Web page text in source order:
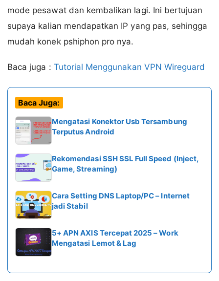
mode pesawat dan kembalikan lagi. Ini bertujuan
supaya kalian mendapatkan IP yang pas, sehingga
mudah konek pshiphon pro nya.
Baca juga : Tutorial Menggunakan VPN Wireguard
Baca Juga:
Mengatasi Konektor Usb Tersambung
Terputus Android
Rekomendasi SSH SSL Full Speed (Inject,
Game, Streaming)
Cara Setting DNS Laptop/PC – Internet
jadi Stabil
5+ APN AXIS Tercepat 2025 – Work
Mengatasi Lemot & Lag